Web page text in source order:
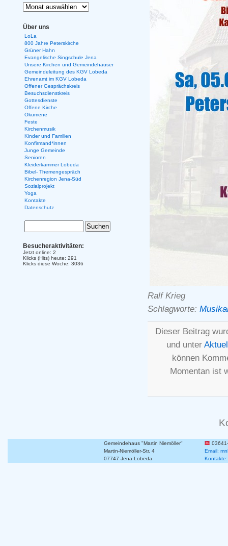
Ralf Krieg
Schlagworte:
Dieser Beitrag
und unter
können
Momentan ist
Über uns
LoLa
800 Jahre Peterskirche
Grüner Hahn
Evangelische Singschule Jena
Unsere Kirchen und Gemeindehäuser
Gemeindeleitung des KGV Lobeda
Ehrenamt im KGV Lobeda
Offener Gesprächskreis
Besuchsdienstkreis
Gottesdienste
Offene Kirche
Ökumene
Feste
Kirchenmusik
Kinder und Familien
Konfirmand*innen
Junge Gemeinde
Senioren
Kleiderkammer Lobeda
Bibel- Themengespräch
Kirchenregion Jena-Süd
Sozialprojekt
Yoga
Kontakte
Datenschutz
Besucheraktivitäten:
Jetzt online: 2
Klicks (Hits) heute: 291
Klicks diese Woche: 3036
Gemeindehaus "Martin Niemöller"
Martin-Niemöller-Str. 4
Email:
07747 Jena-Lobeda